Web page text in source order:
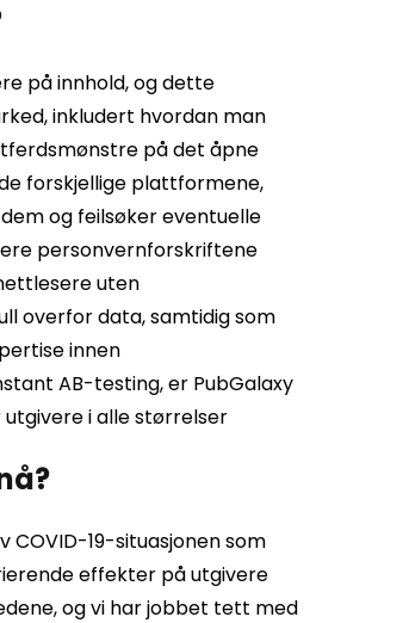
på innhold, og dette
inkludert hvordan man
på det åpne
forskjellige plattformene,
og feilsøker eventuelle
personvernforskriftene
uten
overfor data, samtidig som
innen
AB-testing, er PubGalaxy
i alle størrelser
19-situasjonen som
effekter på utgivere
og vi har jobbet tett med